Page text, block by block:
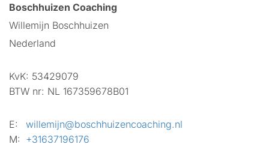
Boschhuizen Coaching
Willemijn Boschhuizen
Nederland
KvK: 53429079
BTW nr: NL 167359678B01
E:
willemijn@boschhuizencoaching.nl
M: +31637196176